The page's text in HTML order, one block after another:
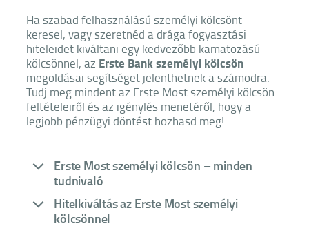
Ha szabad felhasználású személyi kölcsönt
keresel, vagy szeretnéd a drága fogyasztási
hiteleidet kiváltani egy kedvezőbb kamatozású
kölcsönnel, az Erste Bank személyi kölcsön
megoldásai segítséget jelenthetnek a számodra.
Tudj meg mindent az Erste Most személyi kölcsön
feltételeiről és az igénylés menetéről, hogy a
legjobb pénzügyi döntést hozhasd meg!
Erste Most személyi kölcsön – minden
tudnivaló
Hitelkiváltás az Erste Most személyi
kölcsönnel